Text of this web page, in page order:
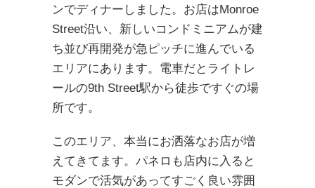
ンでディナーしました。お店はMonroe
Street沿い、新しいコンドミニアムが建
ち並び再開発が急ピッチに進んでいる
エリアにあります。電車だとライトレ
ールの9th Street駅から徒歩ですぐの場
所です。
このエリア、本当にお洒落なお店が増
えてきてます。パネロも店内に入ると
モダンで活気があってすごく良い雰囲